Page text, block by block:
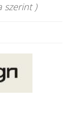
szerint )